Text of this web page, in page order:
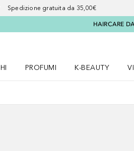
Spedizione gratuita da 35,00€
HAIRCARE
PROFUMI
K-BEAUTY